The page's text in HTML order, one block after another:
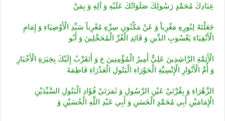
عِبَادِكَ مُحَمَّدٍ رَسُولِكَ صَلَوَاتُكَ عَلَيْهِ وَ آلِهِ وَ بِمَنْ
جَعَلْتَهُ لِنُورِهِ مَغْرِباً وَ عَنْ مَكْنُونِ سِرِّهِ مُعْرِباً سَيِّدِ الْأَوْصِيَاءِ وَ إِمَامِ
الْأَتْقِيَاءِ يَعْسُوبِ الدِّينِ وَ قَائِدِ الْغُرِّ الْمُحَجَّلِينَ وَ أَبُو
الْأَئِمَّةِ الرَّاشِدِينَ عَلِيٌّ أَمِيرُ الْمُؤْمِنِينَ ع وَ أَتَقَرَّبُ إِلَيْكَ بِخِيَرَةِ الْأَخْيَارِ
وَ أُمِّ الْأَنْوَارِ الْإِنْسِيَّةِ الْحَوْرَاءِ الْبَتُولِ الْعَذْرَاءِ فَاطِمَةَ
الزَّهْرَاءِ وَ بِقُرَّتَيْ عَيْنِ الرَّسُولِ وَ ثَمَرَتَيْ فُؤَادِ الْبَتُولِ السَّيِّدَيْنِ
الْإِمَامَيْنِ أَبِي مُحَمَّدٍ الْحَسَنِ وَ أَبِي عَبْدِ اللَّهِ الْحُسَيْنِ وَ